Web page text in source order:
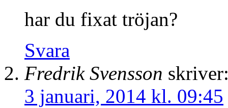
har du fixat tröjan?
Svara
Fredrik Svensson
3 januari, 2014 kl. 09:45